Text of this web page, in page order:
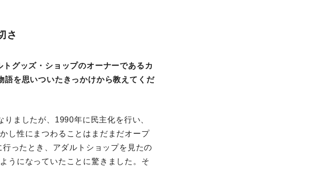
さ
グッズ・ショップのオーナーであるカ
語を思いついたきっかけから教えてくだ
ましたが、1990年に民主化を行い、
し性にまつわることはまだまだオープ
ったとき、アダルトショップを見たの
うになっていたことに驚きました。そ